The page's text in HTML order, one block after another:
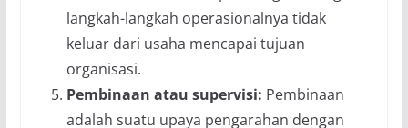
langkah-langkah operasionalnya tidak
keluar dari usaha mencapai tujuan
organisasi.
Pembinaan atau supervisi: Pembinaan
adalah suatu upaya pengarahan dengan